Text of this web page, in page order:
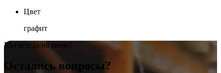
Цвет
графит
Мы всегда на связи!
Остались вопросы?